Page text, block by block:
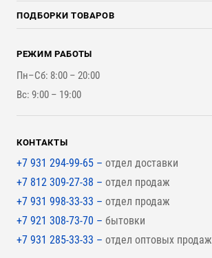
Оплата и Возврат
Наши работы
Погонажные изделия
Брикеты, Дрова, Стружка
Стройматериалы
Инструменты
ПОДБОРКИ ТОВАРОВ
Для бутерброда стены
Для наружной отделки
Для покрытия крыши
РЕЖИМ РАБОТЫ
Пн–Сб: 8:00 – 20:00
Вс: 9:00 – 19:00
КОНТАКТЫ
+7 931 294-99-65 – отдел доставки
+7 812 309-27-38 – отдел продаж
+7 931 998-33-33 – отдел продаж
+7 921 308-73-70 – бытовки
+7 931 285-33-33 – отдел оптовых продаж